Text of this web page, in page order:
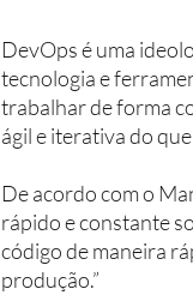
DevOps é uma
tecnologia e
trabalhar de forma
ágil e iterativa do
De acordo com o
rápido e constante
código de maneira
produção.”